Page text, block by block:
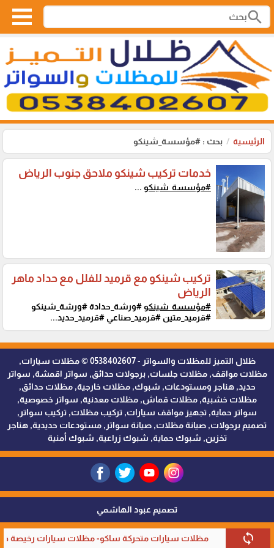
search
الرئيسية بحث : #مؤسسة_شينكو
sync مظلات سيارات متحركة ساكو- مظلات سيارات رخيصة في
خدمات تركيب شينكو ملاحق جنوب الرياض
#مؤسسة_شينكو ...
تركيب شينكو مع قرميد للفلل مع حداد ماهر
الرياض
#مؤسسة_شينكو#ورشة_حدادة #ورشة_شينكو
#قرميد_متين #قرميد_صناعي #قرميد_حديد...
ظلال التميز للمظلات والسواتر - 0538402607 © مظلات سيارات,
مظلات مواقف, مظلات جلسات, برجولات حدائق, سواتر اقمشة, سواتر
حديد, هناجر ومستودعات, شبوك, مظلات خارجية, مظلات حدائق,
مظلات خشبية, مظلات قماش, مظلات معدنية, سواتر خصوصية,
سواتر حماية, تجهيز مواقف سيارات, تركيب مظلات, تركيب سواتر,
تصميم برجولات, صيانة مظلات, صيانة سواتر, مستودعات حديدية, هناجر
تخزين, شبوك حماية, شبوك زراعية, شبوك أمنية
تصميم عبود الهاشمي